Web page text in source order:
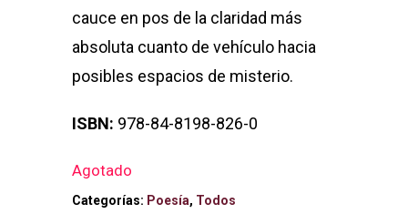
cauce en pos de la claridad más
absoluta cuanto de vehículo hacia
posibles espacios de misterio.
ISBN: 978-84-8198-826-0
Agotado
Categorías: Poesía, Todos